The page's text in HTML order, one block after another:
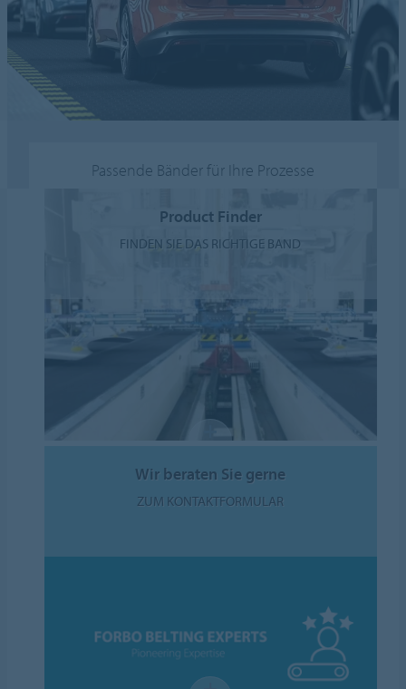
Passende Bänder für Ihre Prozesse
Product Finder
FINDEN SIE DAS RICHTIGE BAND
Wir beraten Sie gerne
ZUM KONTAKTFORMULAR